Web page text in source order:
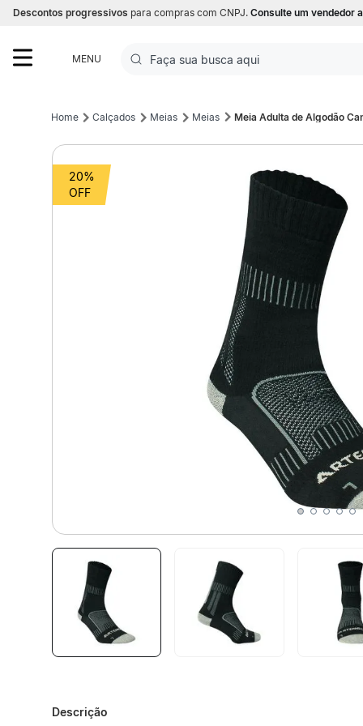
Descontos progressivos para compras com CNPJ. Consulte um vendedor
MENU
Faça sua busca aqui
1ºFutebol
Futebol Campo
Calçados Meias Meias Meia Adulta de Algodão
20%
Descrição